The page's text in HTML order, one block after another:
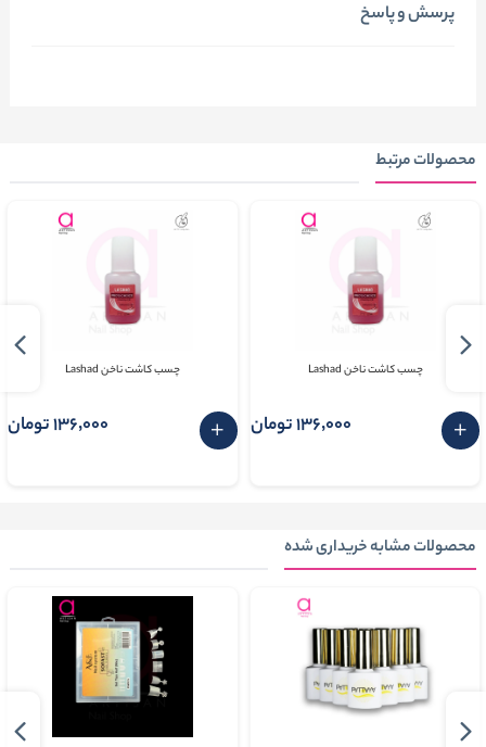
پرسش و پاسخ
محصولات مرتبط
چسب کاشت ناخن Lashad
136٬000 تومان
چسب کاشت ناخن Lashad
136٬000 تومان
محصولات مشابه خریداری شده